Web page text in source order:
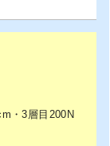
・3層目200N